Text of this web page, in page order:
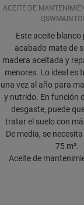
ACEITE DE
Este aceite blanco
acabado mate de
madera aceitada y
menores. Lo ideal es
una vez al año para
y nutrido. En función
desgaste, puede
tratar el suelo con
De media, se
75 m².
Aceite de